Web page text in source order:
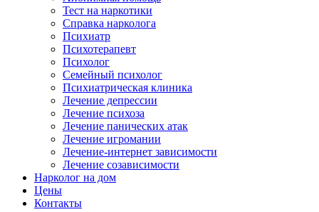
Тест на наркотики
Справка нарколога
Психиатр
Психотерапевт
Психолог
Семейный психолог
Психиатрическая клиника
Лечение депрессии
Лечение психоза
Лечение панических атак
Лечение игромании
Лечение-интернет зависимости
Лечение созависимости
Нарколог на дом
Цены
Контакты